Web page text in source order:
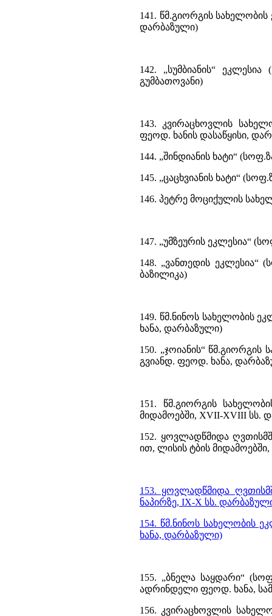
141. წმ.გიორგის
დარბაზული)
142. „სუმბიანის“
გუმბათოვანი)
143. კვირაცხოვლის
ფეოდ. ხანის დასაწყისი,
144. „შინდიანის ხატი“
145. „ცაცხვიანის ხატი“
146. პეტრე მოციქულის
147. „უმზეურის ეკლესია“
148. „ვანთედის ეკლესია“
ბაზილიკა)
149. წმ.ნინოს სახელობის
ხანა, დარბაზული)
150. „ჯოიანის“
გვიანდ. ფეოდ. ხანა,
151. წმ.გიორგის
მიდამოებში, XVII-XVIII სს.
152. ყოვლადწმიდა
ით, ლისის ტბის
153. ყოვლადწმიდა
ნაპირზე, IX-X სს.
154. წმ.ნინოს სახელობის
ხანა, დარბაზული)
155. „ბნელა საყდარი“
ადრინდელი ფეოდ. ხანა,
156. კვირაცხოვლის